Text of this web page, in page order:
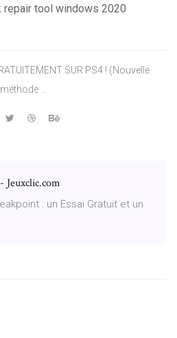
tool windows 2020
SUR PS4 ! (Nouvelle
méthode ...
Jeuxclic.com
: un Essai Gratuit et un